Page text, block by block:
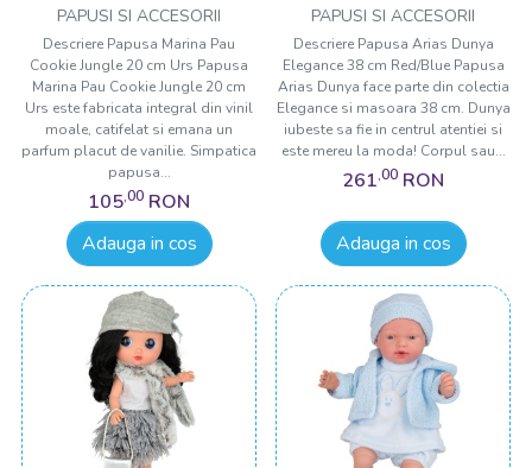
PAPUSI SI ACCESORII
Descriere Papusa Marina Pau
Cookie Jungle 20 cm Urs Papusa
Marina Pau Cookie Jungle 20 cm
Urs este fabricata integral din vinil
moale, catifelat si emana un
parfum placut de vanilie. Simpatica
papusa...
105,00 RON
Adauga in cos
PAPUSI SI ACCESORII
Descriere Papusa Arias Dunya
Elegance 38 cm Red/Blue Papusa
Arias Dunya face parte din colectia
Elegance si masoara 38 cm. Dunya
iubeste sa fie in centrul atentiei si
este mereu la moda! Corpul sau...
261,00 RON
Adauga in cos